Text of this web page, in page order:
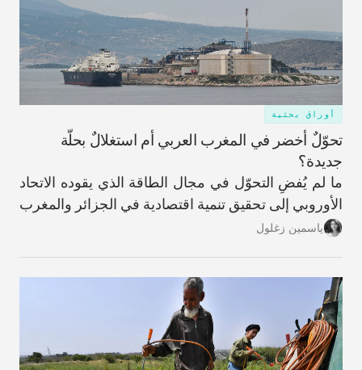
أوراق بحثية
تحوّلٌ أخضر في المغرب العربي أم استغلالٌ بحلّة
جديدة؟
ما لم يُفضِ التحوّل في مجال الطاقة الذي يقوده الاتحاد
الأوروبي إلى تحقيق تنمية اقتصادية في الجزائر والمغرب
وتونس، فقد يُنظر إلى هذه العملية على أنها نمطٌ
ياسمين زغلول